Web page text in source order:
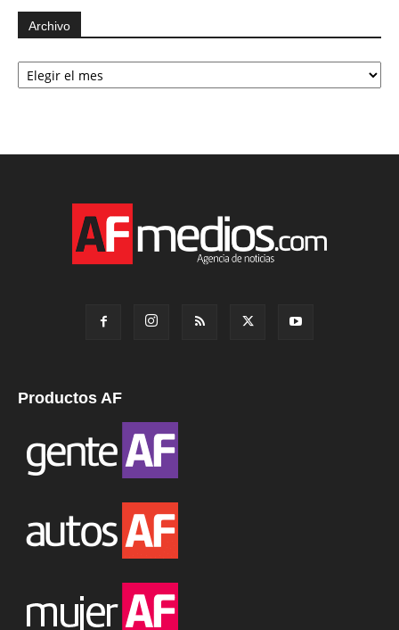
Archivo
Archivo
Productos AF